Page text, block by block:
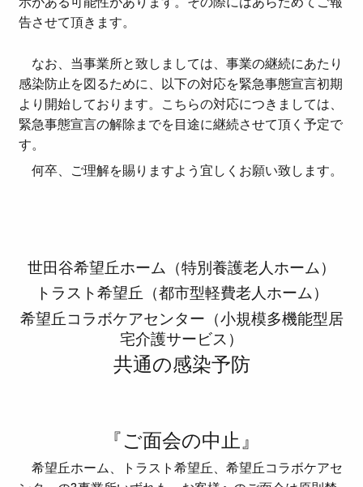
告させて頂きます。
なお、当事業所と致しましては、事業の継続にあたり
感染防止を図るために、以下の対応を緊急事態宣言初期
より開始しております。こちらの対応につきましては、
緊急事態宣言の解除までを目途に継続させて頂く予定で
す。
何卒、ご理解を賜りますよう宜しくお願い致します。
世田谷希望丘ホーム（特別養護老人ホーム）
トラスト希望丘（都市型軽費老人ホーム）
希望丘コラボケアセンター（小規模多機能型居
宅介護サービス）
共通の感染予防
『ご面会の中止』
希望丘ホーム、トラスト希望丘、希望丘コラボケアセ